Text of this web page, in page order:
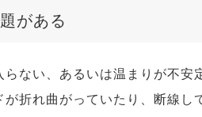
がある
ない、あるいは温まりが不安
折れ曲がっていたり、断線し